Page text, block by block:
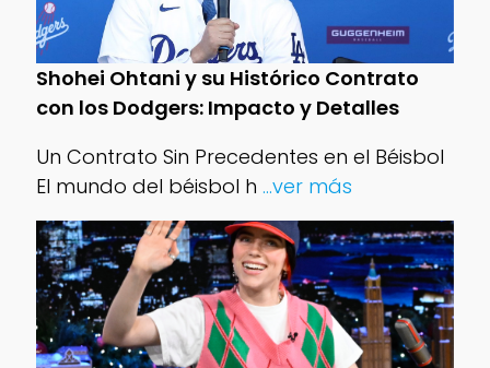
Shohei Ohtani y su Histórico Contrato
con los Dodgers: Impacto y Detalles
Un Contrato Sin Precedentes en el Béisbol
El mundo del béisbol h ...ver más